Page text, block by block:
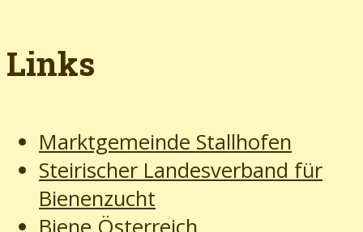
Links
Marktgemeinde Stallhofen
Steirischer Landesverband für
Bienenzucht